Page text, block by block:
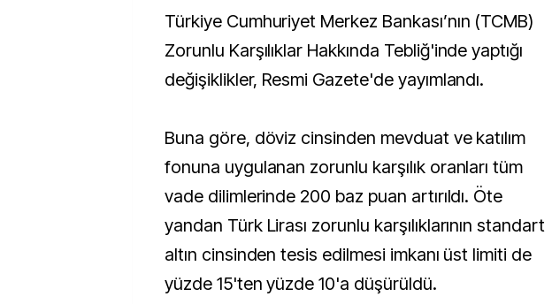
Türkiye Cumhuriyet Merkez Bankası’nın (TCMB)
Zorunlu Karşılıklar Hakkında Tebliğ'inde yaptığı
değişiklikler, Resmi Gazete'de yayımlandı.
Buna göre, döviz cinsinden mevduat ve katılım
fonuna uygulanan zorunlu karşılık oranları tüm
vade dilimlerinde 200 baz puan artırıldı. Öte
yandan Türk Lirası zorunlu karşılıklarının standart
altın cinsinden tesis edilmesi imkanı üst limiti de
yüzde 15'ten yüzde 10'a düşürüldü.